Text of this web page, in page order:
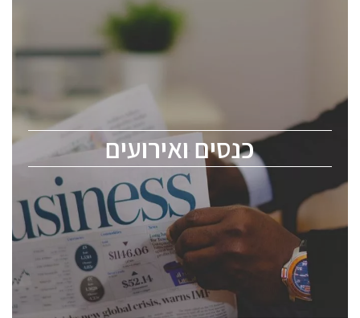
כנסים ואירועים
כנסים ואירועים
לכל העוסקים בתעשיית הסמיקונדקטור כולל מהנדסים,
ChipEx2026 will be held on May 12-13, 2026. The
conference is intended for everyone involved in the
semiconductor industry, including engineers,
professional experts, and senior executives.
לחץ לפרטים